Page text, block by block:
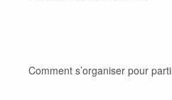
Comment s’organiser pour